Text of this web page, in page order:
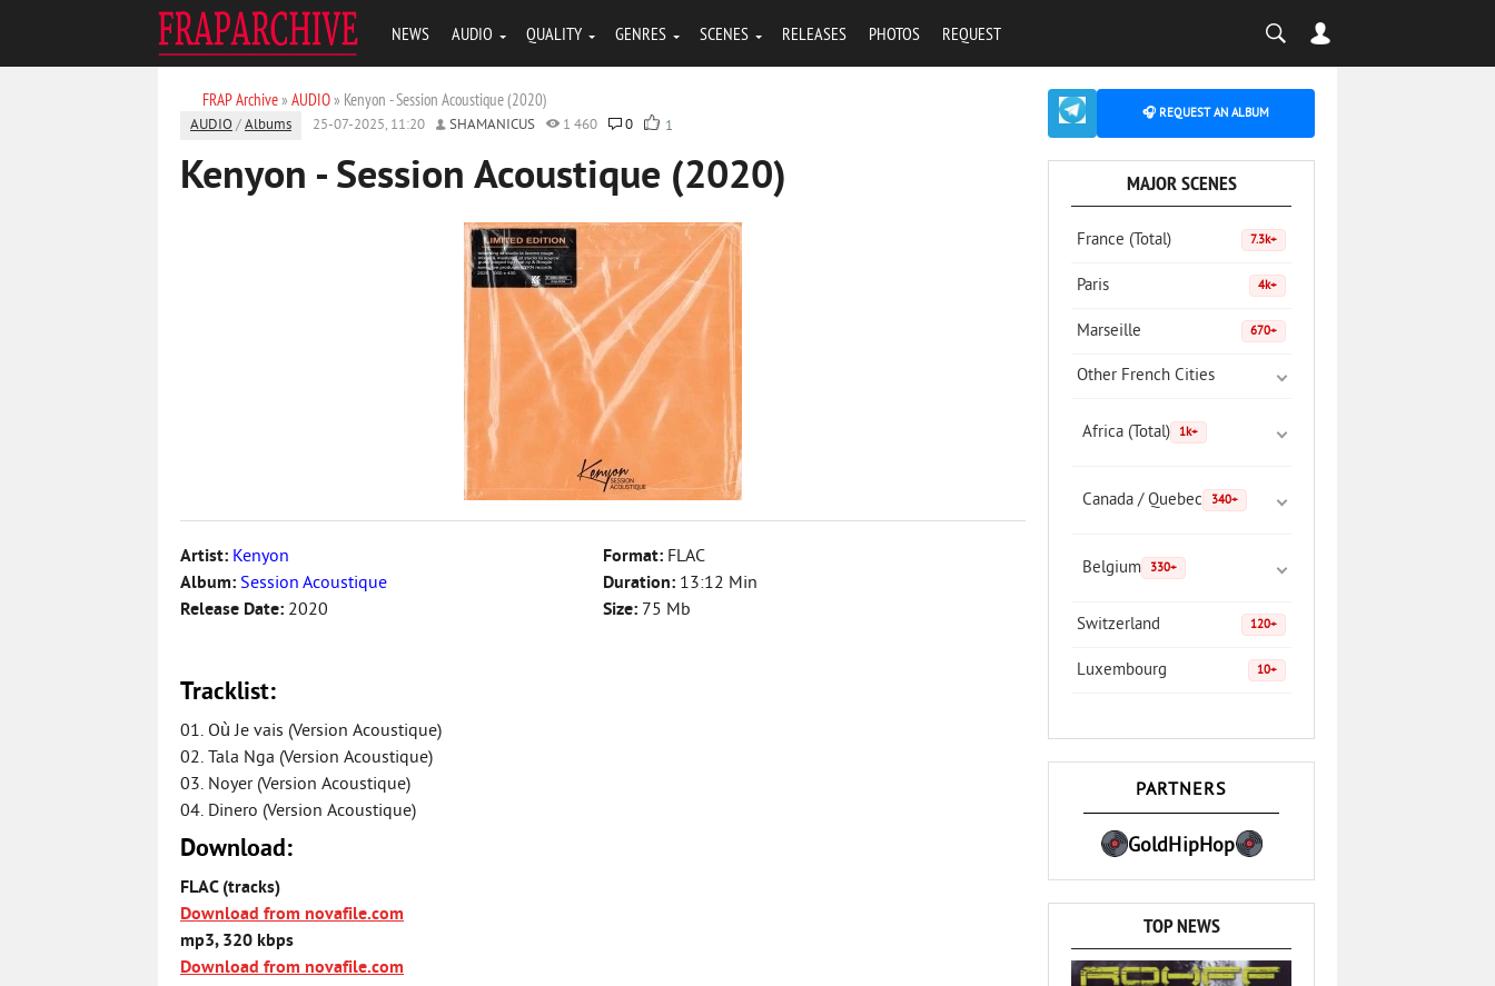
NEWS AUDIO QUALITY GENRES SCENES RELEASES PHOTOS REQUEST
FRAP Archive» AUDIO» Kenyon - Session Acoustique (2020)
AUDIO /Albums 25-07-2025, 11:20 SHAMANICUS 1 460 0 1
Kenyon - Session Acoustique (2020)
Artist: Kenyon
Album: Session Acoustique
Release Date: 2020
Format: FLAC
Duration: 13:12 Min
Size: 75 Mb
Tracklist:
01. Où Je vais (Version Acoustique)
02. Tala Nga (Version Acoustique)
03. Noyer (Version Acoustique)
04. Dinero (Version Acoustique)
Download:
FLAC (tracks)
Download from novafile.com
mp3, 320 kbps
Download from novafile.com
🎧 REQUEST AN ALBUM
MAJOR SCENES
France (Total) 7.3k+
Paris 4k+
Marseille 670+
Other French Cities
Africa (Total) 1k+
Canada / Quebec 340+
Belgium 330+
Switzerland 120+
Luxembourg 10+
PARTNERS
GoldHipHop
TOP NEWS